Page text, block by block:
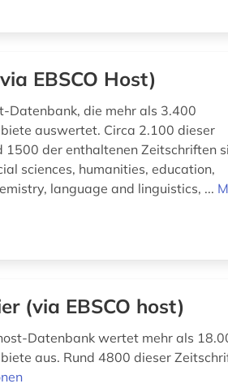
EBSCO Host)
Datenbank, die mehr als 3.400
auswertet. Circa 2.100 dieser
der enthaltenen Zeitschriften
sciences, humanities, education,
language and linguistics, ...
(via EBSCO host)
Datenbank wertet mehr als
aus. Rund 4800 dieser